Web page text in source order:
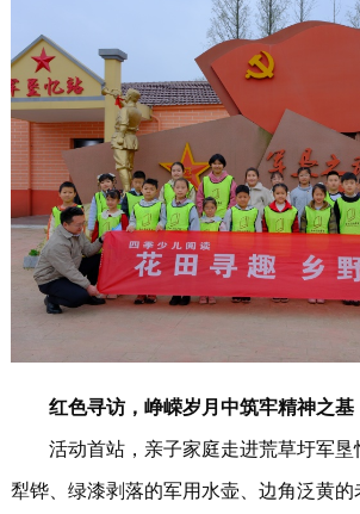
红色寻访，峥嵘岁月中筑牢精神之基
活动首站，亲子家庭走进荒草圩军垦
犁铧、绿漆剥落的军用水壶、边角泛黄的